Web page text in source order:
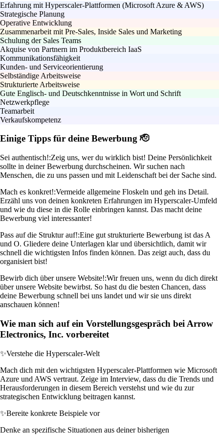
Erfahrung mit Hyperscaler-Plattformen (Microsoft Azure & AWS)
Strategische Planung
Operative Entwicklung
Zusammenarbeit mit Pre-Sales, Inside Sales und Marketing
Schulung der Sales Teams
Akquise von Partnern im Produktbereich IaaS
Kommunikationsfähigkeit
Kunden- und Serviceorientierung
Selbständige Arbeitsweise
Strukturierte Arbeitsweise
Gute Englisch- und Deutschkenntnisse in Wort und Schrift
Netzwerkpflege
Teamarbeit
Verkaufskompetenz
Einige Tipps für deine Bewerbung 🫡
Sei authentisch!:Zeig uns, wer du wirklich bist! Deine Persönlichkeit
sollte in deiner Bewerbung durchscheinen. Wir suchen nach
Menschen, die zu uns passen und mit Leidenschaft bei der Sache sind.
Mach es konkret!:Vermeide allgemeine Floskeln und geh ins Detail.
Erzähl uns von deinen konkreten Erfahrungen im Hyperscaler-Umfeld
und wie du diese in die Rolle einbringen kannst. Das macht deine
Bewerbung viel interessanter!
Pass auf die Struktur auf!:Eine gut strukturierte Bewerbung ist das A
und O. Gliedere deine Unterlagen klar und übersichtlich, damit wir
schnell die wichtigsten Infos finden können. Das zeigt auch, dass du
organisiert bist!
Bewirb dich über unsere Website!:Wir freuen uns, wenn du dich direkt
über unsere Website bewirbst. So hast du die besten Chancen, dass
deine Bewerbung schnell bei uns landet und wir sie uns direkt
anschauen können!
Wie man sich auf ein Vorstellungsgespräch bei Arrow
Electronics, Inc. vorbereitet
✨Verstehe die Hyperscaler-Welt
Mach dich mit den wichtigsten Hyperscaler-Plattformen wie Microsoft
Azure und AWS vertraut. Zeige im Interview, dass du die Trends und
Herausforderungen in diesem Bereich verstehst und wie du zur
strategischen Entwicklung beitragen kannst.
✨Bereite konkrete Beispiele vor
Denke an spezifische Situationen aus deiner bisherigen